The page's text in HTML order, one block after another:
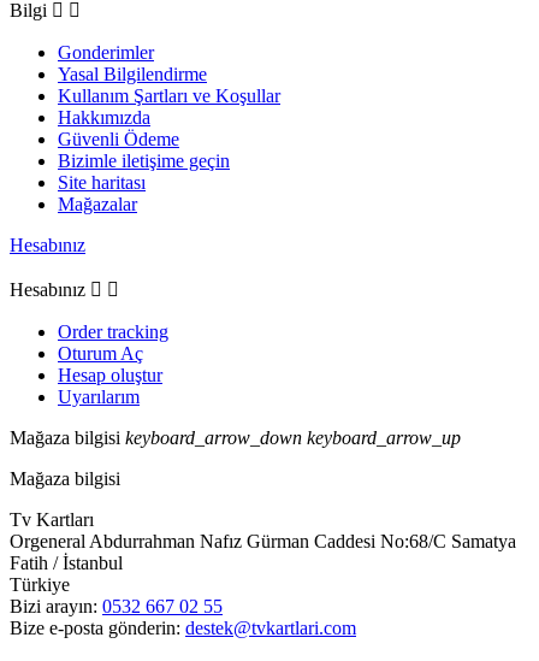
Bilgi  
Gonderimler
Yasal Bilgilendirme
Kullanım Şartları ve Koşullar
Hakkımızda
Güvenli Ödeme
Bizimle iletişime geçin
Site haritası
Mağazalar
Hesabınız
Hesabınız  
Order tracking
Oturum Aç
Hesap oluştur
Uyarılarım
Mağaza bilgisi keyboard_arrow_down keyboard_arrow_up
Mağaza bilgisi
Tv Kartları
Orgeneral Abdurrahman Nafız Gürman Caddesi No:68/C Samatya
Fatih / İstanbul
Türkiye
Bizi arayın: 0532 667 02 55
Bize e-posta gönderin: destek@tvkartlari.com